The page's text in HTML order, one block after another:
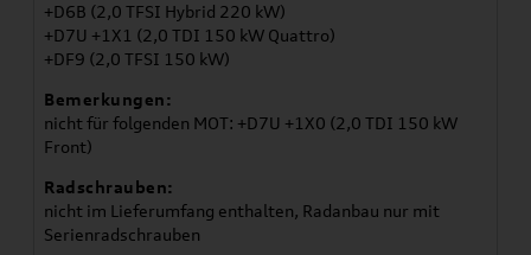
+D6B (2,0 TFSI Hybrid 220 kW)
+D7U +1X1 (2,0 TDI 150 kW Quattro)
+DF9 (2,0 TFSI 150 kW)
Bemerkungen:
nicht für folgenden MOT: +D7U +1X0 (2,0 TDI 150 kW
Front)
Radschrauben:
nicht im Lieferumfang enthalten, Radanbau nur mit
Serienradschrauben